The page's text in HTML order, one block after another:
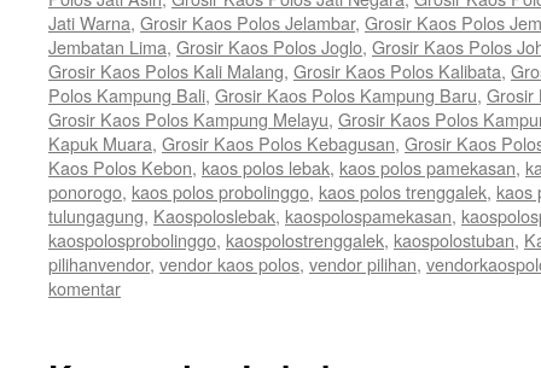
Jati Warna, Grosir Kaos Polos Jelambar, Grosir Kaos Polos
Jembatan Lima, Grosir Kaos Polos Joglo, Grosir Kaos Polos
Grosir Kaos Polos Kali Malang, Grosir Kaos Polos Kalibata,
Polos Kampung Bali, Grosir Kaos Polos Kampung Baru, Grosir
Grosir Kaos Polos Kampung Melayu, Grosir Kaos Polos
Kapuk Muara, Grosir Kaos Polos Kebagusan, Grosir Kaos
Kaos Polos Kebon, kaos polos lebak, kaos polos pamekasan,
ponorogo, kaos polos probolinggo, kaos polos trenggalek, kaos
tulungagung, Kaospoloslebak, kaospolospamekasan,
kaospolosprobolinggo, kaospolostrenggalek, kaospolostuban,
pilihanvendor, vendor kaos polos, vendor pilihan,
komentar